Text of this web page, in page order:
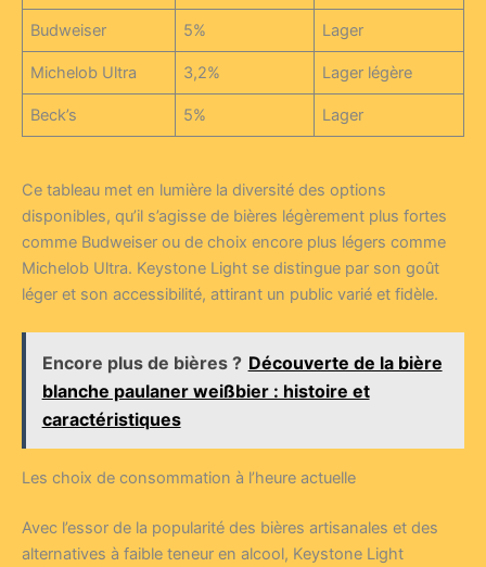
Budweiser 5% Lager
Michelob Ultra 3,2% Lager légère
Beck’s 5% Lager
Ce tableau met en lumière la diversité des options
disponibles, qu’il s’agisse de bières légèrement plus fortes
comme Budweiser ou de choix encore plus légers comme
Michelob Ultra. Keystone Light se distingue par son goût
léger et son accessibilité, attirant un public varié et fidèle.
Encore plus de bières ? Découverte de la bière
blanche paulaner weißbier : histoire et
caractéristiques
Les choix de consommation à l’heure actuelle
Avec l’essor de la popularité des bières artisanales et des
alternatives à faible teneur en alcool, Keystone Light